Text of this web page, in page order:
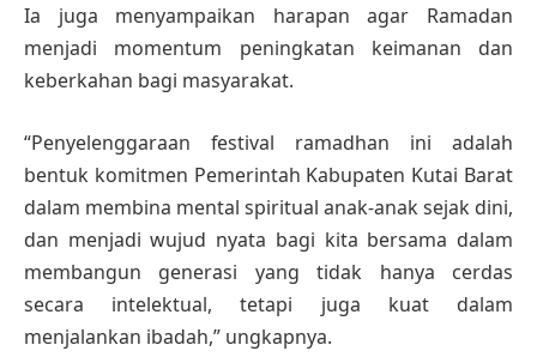
Ia juga menyampaikan harapan agar Ramadan
menjadi momentum peningkatan keimanan dan
keberkahan bagi masyarakat.
“Penyelenggaraan festival ramadhan ini adalah
bentuk komitmen Pemerintah Kabupaten Kutai Barat
dalam membina mental spiritual anak-anak sejak dini,
dan menjadi wujud nyata bagi kita bersama dalam
membangun generasi yang tidak hanya cerdas
secara intelektual, tetapi juga kuat dalam
menjalankan ibadah,” ungkapnya.